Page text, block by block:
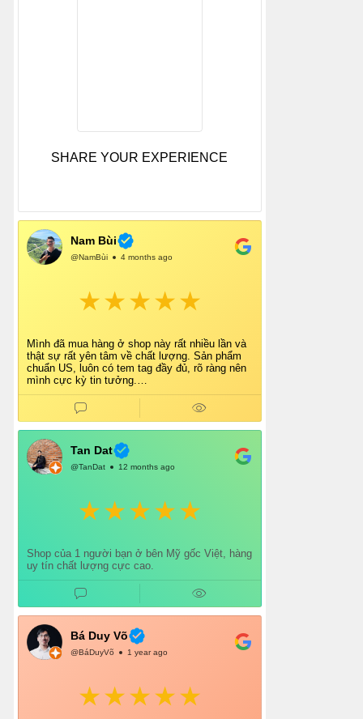
SHARE YOUR EXPERIENCE
Nam Bùi
@NamBùi 4 months ago
Mình đã mua hàng ở shop này rất nhiều lần và
thật sự rất yên tâm về chất lượng. Sản phẩm
chuẩn US, luôn có tem tag đầy đủ, rõ ràng nên
mình cực kỳ tin tưởng.
Shop tư vấn nhiệt tình, giao hàng nhanh, đóng
gói cẩn thận. Mỗi lần mua đều cảm thấy hài
Chắc chắn mình sẽ tiếp tục ủng hộ shop lâu dài
và giới thiệu thêm cho bạn bè 👍
Tan Dat
@TanDat 12 months ago
Shop của 1 người bạn ở bên Mỹ gốc Việt, hàng
uy tín chất lượng cực cao.
Bá Duy Võ
@BáDuyVõ 1 year ago